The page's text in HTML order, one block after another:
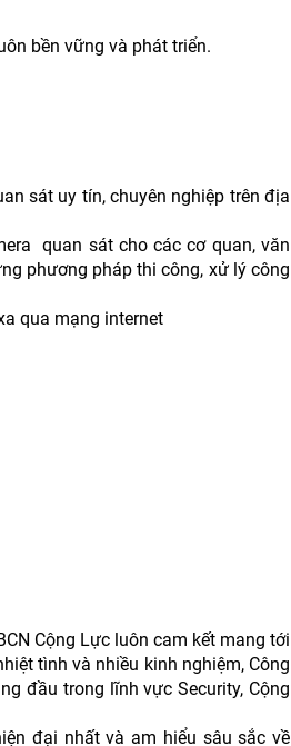
bền vững và phát triển.
sát uy tín, chuyên nghiệp trên địa
quan sát cho các cơ quan, văn
phương pháp thi công, xử lý công
qua mạng internet
Cộng Lực luôn cam kết mang tới
tình và nhiều kinh nghiệm, Công
đầu trong lĩnh vực Security, Cộng
đại nhất và am hiểu sâu sắc về